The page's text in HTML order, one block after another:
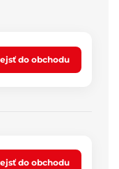
do obchodu
do obchodu